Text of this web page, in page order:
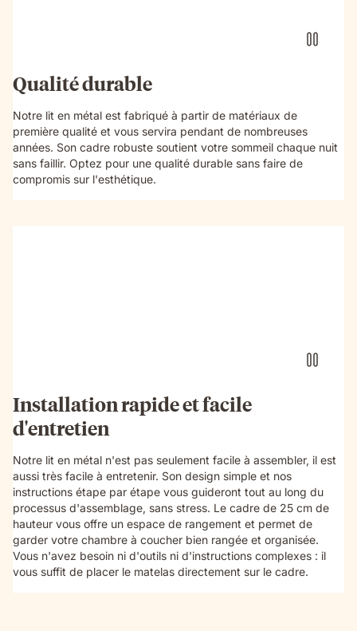
Qualité durable
Notre lit en métal est fabriqué à partir de matériaux de
première qualité et vous servira pendant de nombreuses
années. Son cadre robuste soutient votre sommeil chaque nuit
sans faillir. Optez pour une qualité durable sans faire de
compromis sur l'esthétique.
Installation rapide et facile
d'entretien
Notre lit en métal n'est pas seulement facile à assembler, il est
aussi très facile à entretenir. Son design simple et nos
instructions étape par étape vous guideront tout au long du
processus d'assemblage, sans stress. Le cadre de 25 cm de
hauteur vous offre un espace de rangement et permet de
garder votre chambre à coucher bien rangée et organisée.
Vous n'avez besoin ni d'outils ni d'instructions complexes : il
vous suffit de placer le matelas directement sur le cadre.